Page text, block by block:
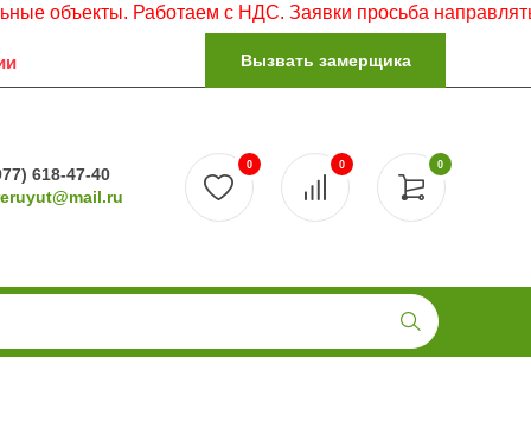
Работаем с НДС. Заявки просьба направлять на
Вызвать замерщика
618-47-40
0
0 0